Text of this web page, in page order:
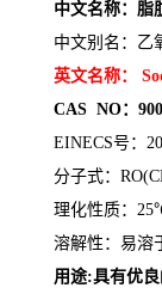
中文名称：脂
中文别名：乙
英文名称：
CAS NO：
EINECS号：
分子式：
理化性质： 25
溶解性：易溶
用途:具有优